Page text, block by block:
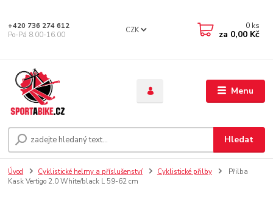
Menu
CZK
Hledat
+420 736 274 612
Po-Pá 8.00-16.00
0 ks
za 0,00 Kč
Úvod Cyklistické helmy a příslušenství Cyklistické přilby
Přilba
Kask Vertigo 2.0 White/black L 59-62 cm